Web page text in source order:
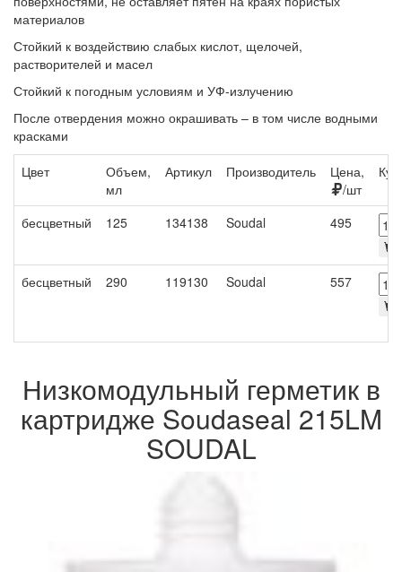
материалов
Стойкий к воздействию слабых кислот, щелочей,
растворителей и масел
Стойкий к погодным условиям и УФ-излучению
После отвердения можно окрашивать – в том числе водными
красками
Цвет
Объем,
мл
Артикул Производитель
Цена,
/шт
бесцветный 125 134138 Soudal 495
бесцветный 290 119130 Soudal 557
Низкомодульный герметик в
картридже Soudaseal 215LM
SOUDAL